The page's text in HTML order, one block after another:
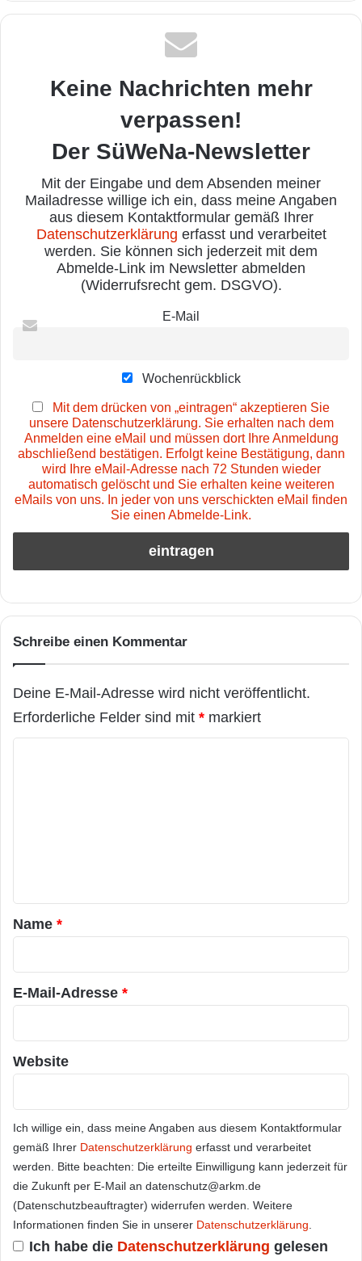
Keine Nachrichten mehr
verpassen!
Der SüWeNa-Newsletter
Mit der Eingabe und dem Absenden meiner
Mailadresse willige ich ein, dass meine Angaben
aus diesem Kontaktformular gemäß Ihrer
Datenschutzerklärung erfasst und verarbeitet
werden. Sie können sich jederzeit mit dem
Abmelde-Link im Newsletter abmelden
(Widerrufsrecht gem. DSGVO).
E-Mail
Wochenrückblick
Mit dem drücken von „eintragen“ akzeptieren Sie
unsere Datenschutzerklärung. Sie erhalten nach dem
Anmelden eine eMail und müssen dort Ihre Anmeldung
abschließend bestätigen. Erfolgt keine Bestätigung, dann
wird Ihre eMail-Adresse nach 72 Stunden wieder
automatisch gelöscht und Sie erhalten keine weiteren
eMails von uns. In jeder von uns verschickten eMail finden
Sie einen Abmelde-Link.
Schreibe einen Kommentar
Deine E-Mail-Adresse wird nicht veröffentlicht.
Erforderliche Felder sind mit * markiert
a
r
*
Name *
E-Mail-Adresse *
Website
Ich willige ein, dass meine Angaben aus diesem Kontaktformular
gemäß Ihrer Datenschutzerklärung erfasst und verarbeitet
werden. Bitte beachten: Die erteilte Einwilligung kann jederzeit für
die Zukunft per E-Mail an datenschutz@arkm.de
(Datenschutzbeauftragter) widerrufen werden. Weitere
Informationen finden Sie in unserer Datenschutzerklärung
Ich habe die Datenschutzerklärung gelesen